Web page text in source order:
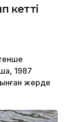
кетті
1987
жерде